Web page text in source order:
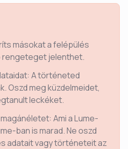
másokat a felépülés
rengeteget jelenthet.
A történeted
Oszd meg küzdelmeidet,
leckéket.
Ami a Lume-
ban is marad. Ne oszd
adatait vagy történeteit az